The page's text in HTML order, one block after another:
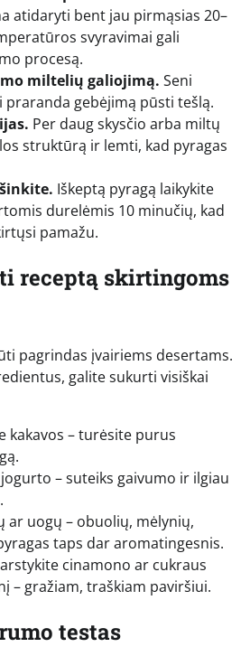
atidaryti bent jau pirmąsias 20–
svyravimai gali
procesą.
miltelių galiojimą. Seni
praranda gebėjimą pūsti tešlą.
Per daug skysčio arba miltų
struktūrą ir lemti, kad pyragas
Iškeptą pyragą laikykite
durelėmis 10 minučių, kad
pamažu.
receptą skirtingoms
pagrindas įvairiems desertams.
galite sukurti visiškai
kakavos – turėsite purus
– suteiks gaivumo ir ilgiau
ar uogų – obuolių, mėlynių,
taps dar aromatingesnis.
cinamono ar cukraus
– gražiam, traškiam paviršiui.
testas